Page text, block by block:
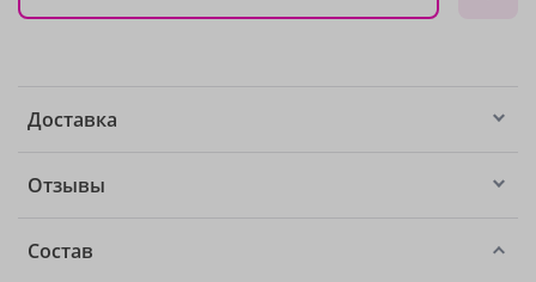
Доставка
Отзывы
Состав